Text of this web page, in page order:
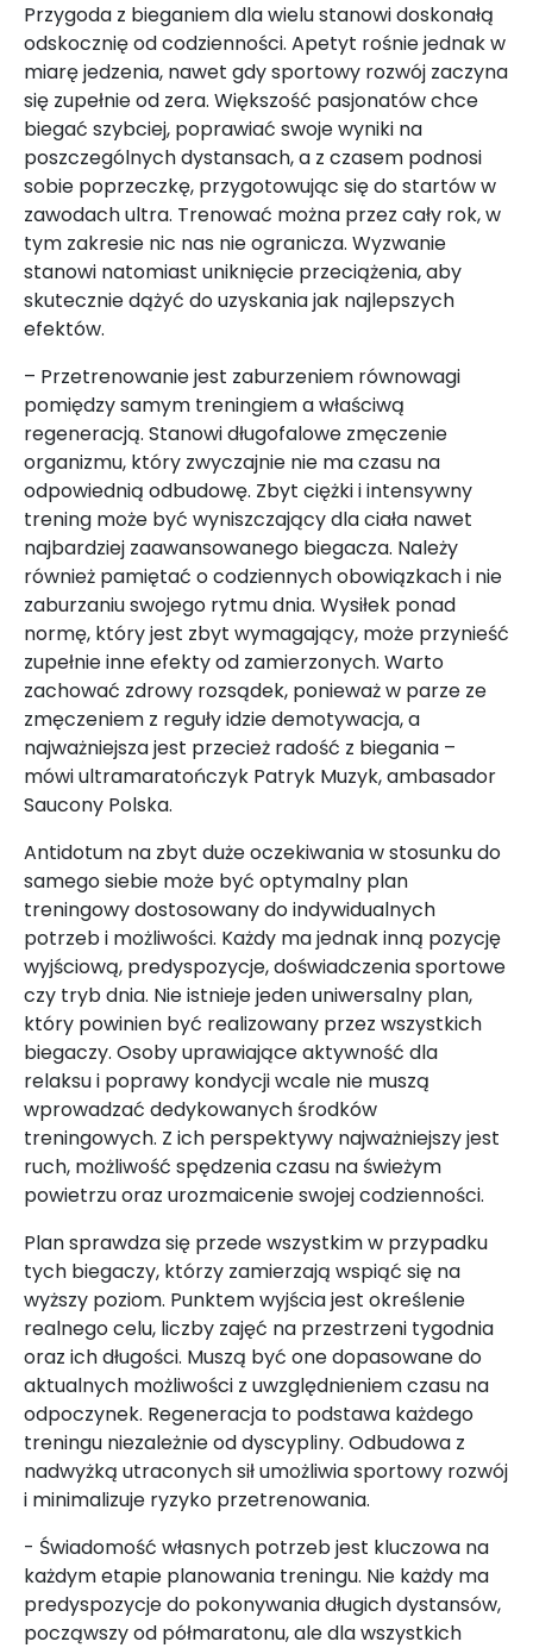
Przygoda z bieganiem dla wielu stanowi doskonałą
odskocznię od codzienności. Apetyt rośnie jednak w
miarę jedzenia, nawet gdy sportowy rozwój zaczyna
się zupełnie od zera. Większość pasjonatów chce
biegać szybciej, poprawiać swoje wyniki na
poszczególnych dystansach, a z czasem podnosi
sobie poprzeczkę, przygotowując się do startów w
zawodach ultra. Trenować można przez cały rok, w
tym zakresie nic nas nie ogranicza. Wyzwanie
stanowi natomiast uniknięcie przeciążenia, aby
skutecznie dążyć do uzyskania jak najlepszych
efektów.
– Przetrenowanie jest zaburzeniem równowagi
pomiędzy samym treningiem a właściwą
regeneracją. Stanowi długofalowe zmęczenie
organizmu, który zwyczajnie nie ma czasu na
odpowiednią odbudowę. Zbyt ciężki i intensywny
trening może być wyniszczający dla ciała nawet
najbardziej zaawansowanego biegacza. Należy
również pamiętać o codziennych obowiązkach i nie
zaburzaniu swojego rytmu dnia. Wysiłek ponad
normę, który jest zbyt wymagający, może przynieść
zupełnie inne efekty od zamierzonych. Warto
zachować zdrowy rozsądek, ponieważ w parze ze
zmęczeniem z reguły idzie demotywacja, a
najważniejsza jest przecież radość z biegania –
mówi ultramaratończyk Patryk Muzyk, ambasador
Saucony Polska.
Antidotum na zbyt duże oczekiwania w stosunku do
samego siebie może być optymalny plan
treningowy dostosowany do indywidualnych
potrzeb i możliwości. Każdy ma jednak inną pozycję
wyjściową, predyspozycje, doświadczenia sportowe
czy tryb dnia. Nie istnieje jeden uniwersalny plan,
który powinien być realizowany przez wszystkich
biegaczy. Osoby uprawiające aktywność dla
relaksu i poprawy kondycji wcale nie muszą
wprowadzać dedykowanych środków
treningowych. Z ich perspektywy najważniejszy jest
ruch, możliwość spędzenia czasu na świeżym
powietrzu oraz urozmaicenie swojej codzienności.
Plan sprawdza się przede wszystkim w przypadku
tych biegaczy, którzy zamierzają wspiąć się na
wyższy poziom. Punktem wyjścia jest określenie
realnego celu, liczby zajęć na przestrzeni tygodnia
oraz ich długości. Muszą być one dopasowane do
aktualnych możliwości z uwzględnieniem czasu na
odpoczynek. Regeneracja to podstawa każdego
treningu niezależnie od dyscypliny. Odbudowa z
nadwyżką utraconych sił umożliwia sportowy rozwój
i minimalizuje ryzyko przetrenowania.
- Świadomość własnych potrzeb jest kluczowa na
każdym etapie planowania treningu. Nie każdy ma
predyspozycje do pokonywania długich dystansów,
począwszy od półmaratonu, ale dla wszystkich